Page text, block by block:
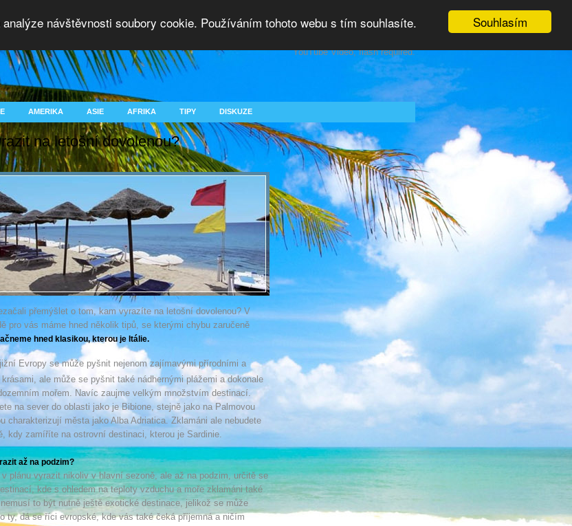
Souhlasím
návštěvnosti soubory cookie. Používáním tohoto webu s tím souhlasíte.
YouTube Video, flash required.
AMERIKA ASIE AFRIKA TIPY DISKUZE
na letošní dovolenou?
přemýšlet o tom, kam vyrazíte na letošní dovolenou? V
pro vás máme hned několik tipů, se kterými chybu zaručeně
hned klasikou, kterou je Itálie.
Evropy se může pyšnit nejenom zajímavými přírodními a
ale může se pyšnit také nádhernými plážemi a dokonale
mořem. Navíc zaujme velkým množstvím destinací.
na sever do oblasti jako je Bibione, stejně jako na Palmovou
charakterizují města jako Alba Adriatica. Zklamáni ale nebudete
kdy zamíříte na ostrovní destinaci, kterou je Sardinie.
až na podzim?
plánu vyrazit nikoliv v hlavní sezoně, ale až na podzim, určitě se
kde s ohledem na teploty vzduchu a moře zklamáni také
to být nutně ještě exotické destinace, jelikož se může
ty, dá se říci evropské, kde vás také čeká příjemná a ničím